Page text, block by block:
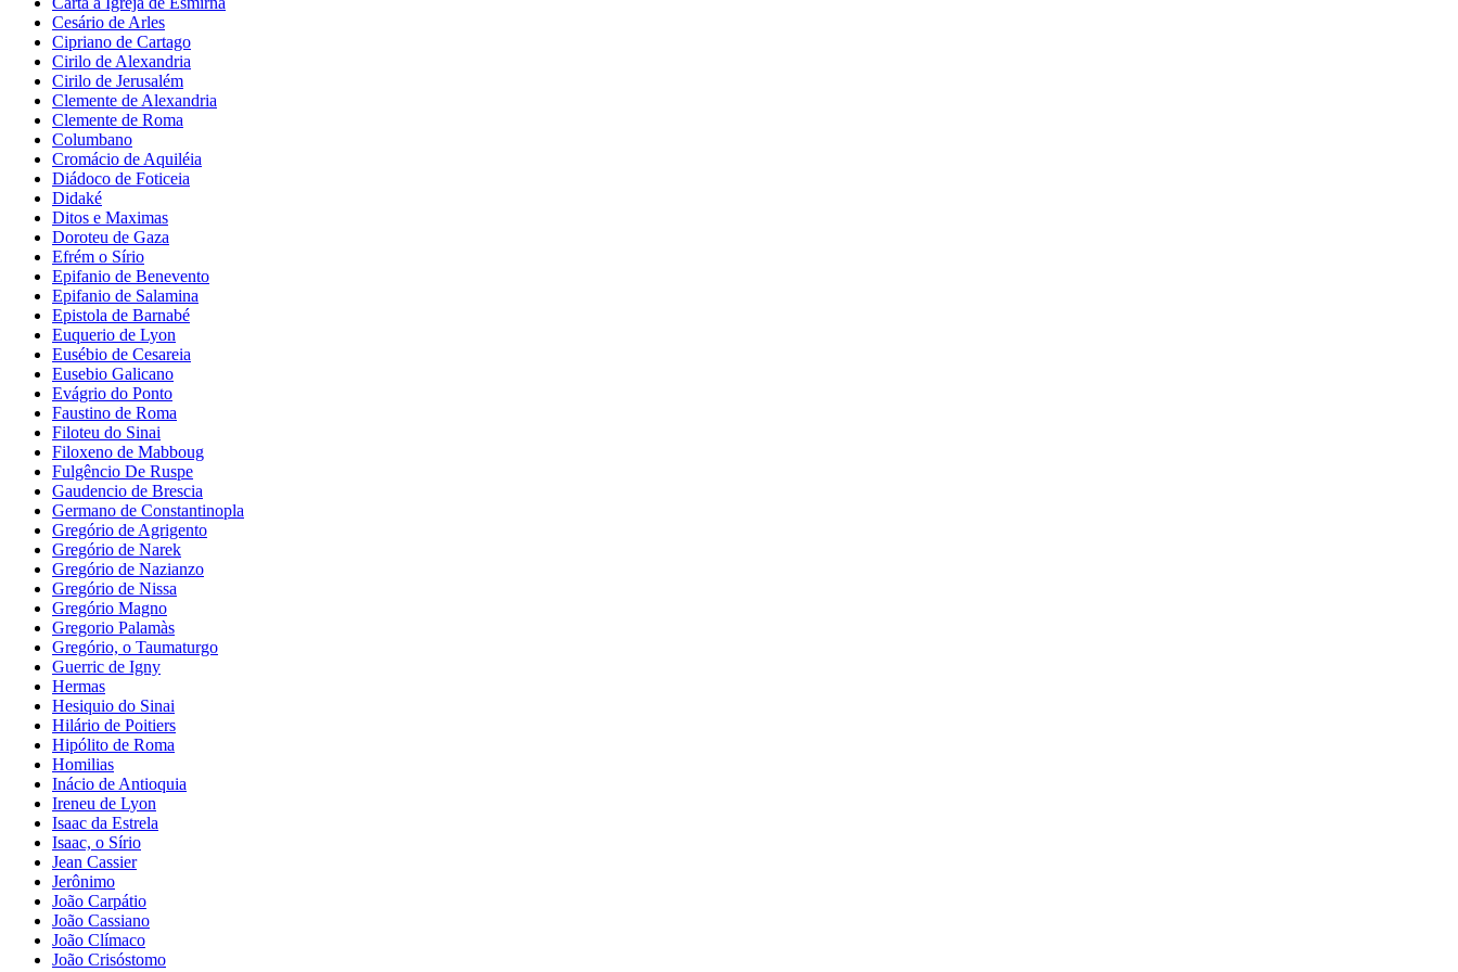
Cesário de Arles
Cipriano de Cartago
Cirilo de Alexandria
Cirilo de Jerusalém
Clemente de Alexandria
Clemente de Roma
Columbano
Cromácio de Aquiléia
Diádoco de Foticeia
Didaké
Ditos e Maximas
Doroteu de Gaza
Efrém o Sírio
Epifanio de Benevento
Epifanio de Salamina
Epistola de Barnabé
Euquerio de Lyon
Eusébio de Cesareia
Eusebio Galicano
Evágrio do Ponto
Faustino de Roma
Filoteu do Sinai
Filoxeno de Mabboug
Fulgêncio De Ruspe
Gaudencio de Brescia
Germano de Constantinopla
Gregório de Agrigento
Gregório de Narek
Gregório de Nazianzo
Gregório de Nissa
Gregório Magno
Gregorio Palamàs
Gregório, o Taumaturgo
Guerric de Igny
Hermas
Hesiquio do Sinai
Hilário de Poitiers
Hipólito de Roma
Homilias
Inácio de Antioquia
Ireneu de Lyon
Isaac da Estrela
Isaac, o Sírio
Jean Cassier
Jerônimo
João Carpátio
João Cassiano
João Clímaco
João Crisóstomo